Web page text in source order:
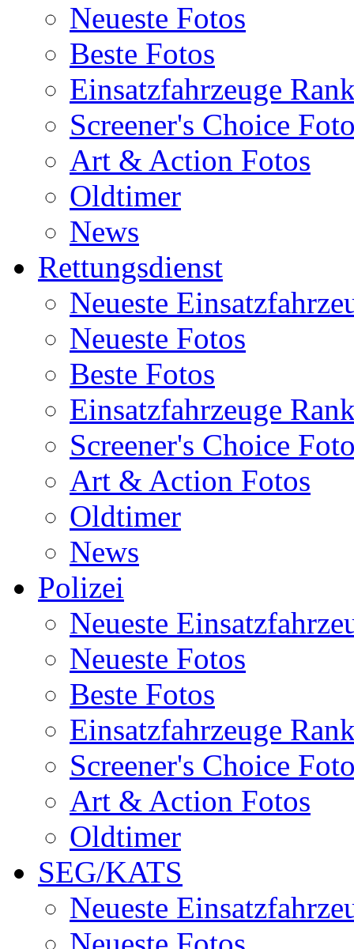
Neueste Fotos
Beste Fotos
Einsatzfahrzeuge
Screener's Choice
Art & Action Fotos
Oldtimer
News
Rettungsdienst
Neueste
Neueste Fotos
Beste Fotos
Einsatzfahrzeuge
Screener's Choice
Art & Action Fotos
Oldtimer
News
Polizei
Neueste
Neueste Fotos
Beste Fotos
Einsatzfahrzeuge
Screener's Choice
Art & Action Fotos
Oldtimer
SEG/KATS
Neueste